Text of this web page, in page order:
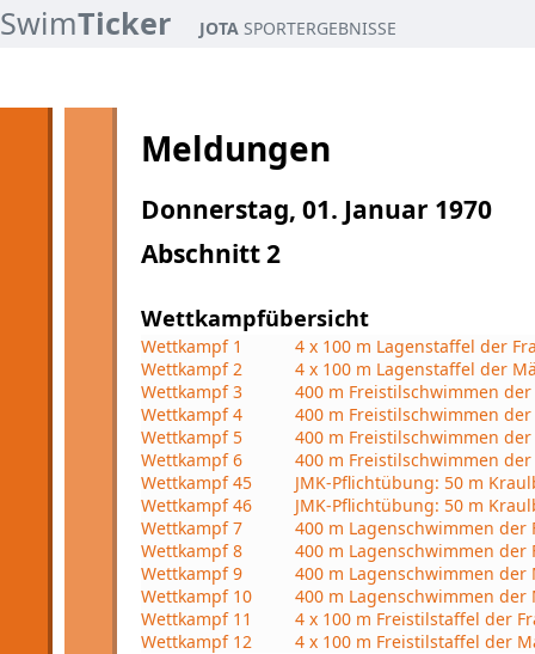
SwimTicker JOTA SPORTERGEBNISSE
Meldungen
Donnerstag, 01. Januar 1970
Abschnitt 2
Wettkampfübersicht
Wettkampf 1
4 x 100 m Lagenstaffel der
Wettkampf 2
4 x 100 m Lagenstaffel der
Wettkampf 3
400 m Freistilschwimmen
Wettkampf 4
400 m Freistilschwimmen
Wettkampf 5
400 m Freistilschwimmen
Wettkampf 6
400 m Freistilschwimmen
Wettkampf 45
JMK-Pflichtübung: 50 m
Wettkampf 46
JMK-Pflichtübung: 50 m
Wettkampf 7
400 m Lagenschwimmen der
Wettkampf 8
400 m Lagenschwimmen der
Wettkampf 9
400 m Lagenschwimmen der
Wettkampf 10
400 m Lagenschwimmen der
Wettkampf 11
4 x 100 m Freistilstaffel der
Wettkampf 12
4 x 100 m Freistilstaffel der